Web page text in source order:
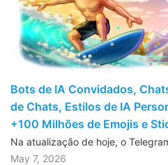
Bots de IA Convidados,
de Chats, Estilos de IA
+100 Milhões de Emojis e
Na atualização de hoje, o
May 7, 2026